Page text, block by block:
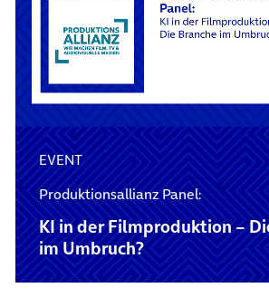
EVENT
Produktionsallianz Panel:
KI in der Filmproduktion –
im Umbruch?